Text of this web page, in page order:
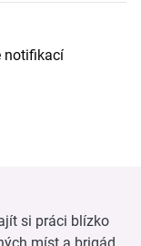
notifikací
si práci blízko
míst a brigád